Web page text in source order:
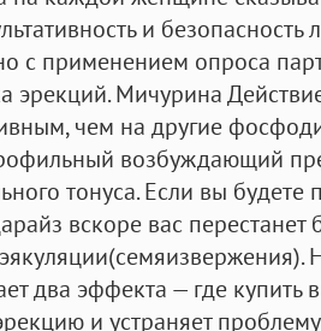
и безопасность
с применением опроса
эрекций. Мичурина
чем на другие
возбуждающий
тонуса. Если вы будете
вскоре вас
два эффекта — где купить
и устраняет